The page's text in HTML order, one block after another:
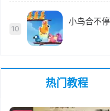
10
小鸟合不
热门教程